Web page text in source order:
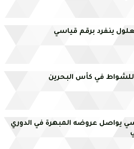
ينفرد برقم قياسي
للشواط في كأس البحرين
يواصل عروضه المبهرة في الدوري